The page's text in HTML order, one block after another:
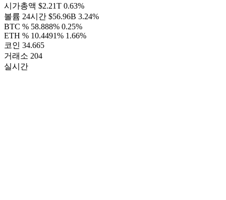
시가총액 $2.21T 0.63%
볼륨 24시간 $56.96B 3.24%
BTC % 58.888% 0.25%
ETH % 10.4491% 1.66%
코인 34.665
거래소 204
실시간